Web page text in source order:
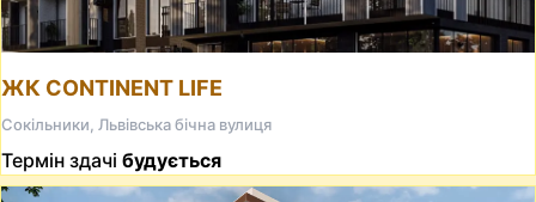
ЖК CONTINENT LIFE
Сокільники, Львівська бічна вулиця
Термін здачі будується